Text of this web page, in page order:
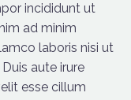
incididunt ut
ad minim
laboris nisi ut
aute irure
esse cillum